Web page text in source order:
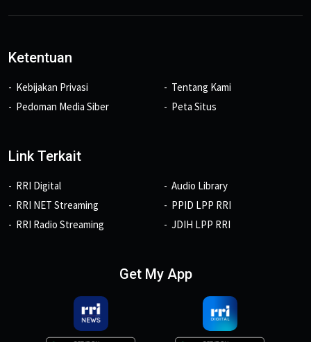
Ketentuan
Kebijakan Privasi
Pedoman Media Siber
Tentang Kami
Peta Situs
Link Terkait
RRI Digital
RRI NET Streaming
RRI Radio Streaming
Audio Library
PPID LPP RRI
JDIH LPP RRI
Get My App